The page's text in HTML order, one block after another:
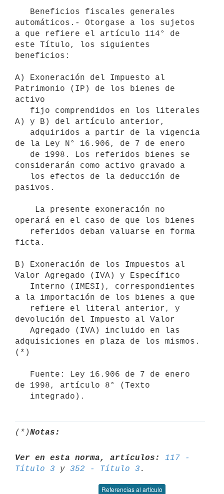
automáticos.- Otorgase a los sujetos
a que refiere el artículo 114° de
este Título, los siguientes
beneficios:
A) Exoneración del Impuesto al
Patrimonio (IP) de los bienes de
activo
A) y B) del artículo anterior,
de la Ley N° 16.906, de 7 de enero
considerarán como activo gravado a
pasivos.
operará en el caso de que los bienes
ficta.
B) Exoneración de los Impuestos al
Valor Agregado (IVA) y Específico
a la importación de los bienes a que
devolución del Impuesto al Valor
adquisiciones en plaza de los mismos.
(*)
de 1998, artículo 8° (Texto
   integrado).
(*)Notas:
Ver en esta norma, artículos:
117 -
Título 3 y 352 - Título 3
Referencias al artículo